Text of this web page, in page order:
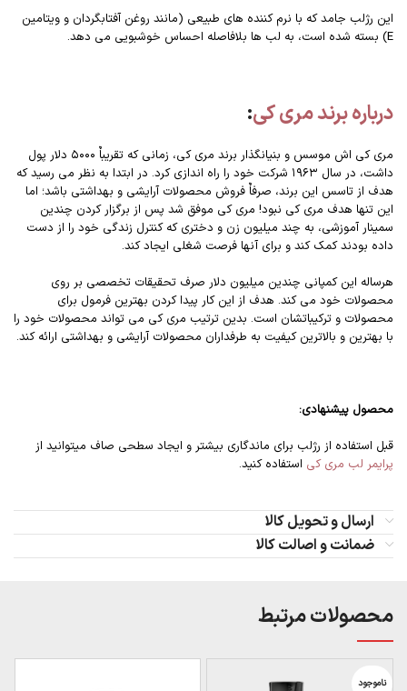
این رژلب جامد که با نرم کننده های طبیعی (مانند روغن آفتابگردان و ویتامین
E) بسته شده است، به لب ها بلافاصله احساس خوشبویی می دهد.
درباره برند مری کی:
مری کی اش موسس و بنیانگذار برند مری کی، زمانی که تقریباٌ ۵۰۰۰ دلار پول
داشت، در سال ۱۹۶۳ شرکت خود را راه اندازی کرد. در ابتدا به نظر می رسید که
هدف از تاسس این برند، صرفاٌ فروش محصولات آرایشی و بهداشتی باشد؛ اما
این تنها هدف مری کی نبود! مری کی موفق شد پس از برگزار کردن چندین
سمینار آموزشی، به چند میلیون زن و دختری که کنترل زندگی خود را از دست
داده بودند کمک کند و برای آنها فرصت شغلی ایجاد کند.
هرساله این کمپانی چندین میلیون دلار صرف تحقیقات تخصصی بر روی
محصولات خود می کند. هدف از این کار پیدا کردن بهترین فرمول برای
محصولات و ترکیباتشان است. بدین ترتیب مری کی می تواند محصولات خود را
با بهترین و بالاترین کیفیت به طرفداران محصولات آرایشی و بهداشتی ارائه کند.
محصول پیشنهادی:
قبل استفاده از رژلب برای ماندگاری بیشتر و ایجاد سطحی صاف میتوانید از
پرایمر لب مری کی استفاده کنید.
ارسال و تحویل کالا
ضمانت و اصالت کالا
محصولات مرتبط
ناموجود